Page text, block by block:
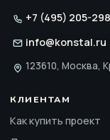
+7 (495) 205-
info@konstal.ru
123610, Москва,
КЛИЕНТАМ
Как купить проект